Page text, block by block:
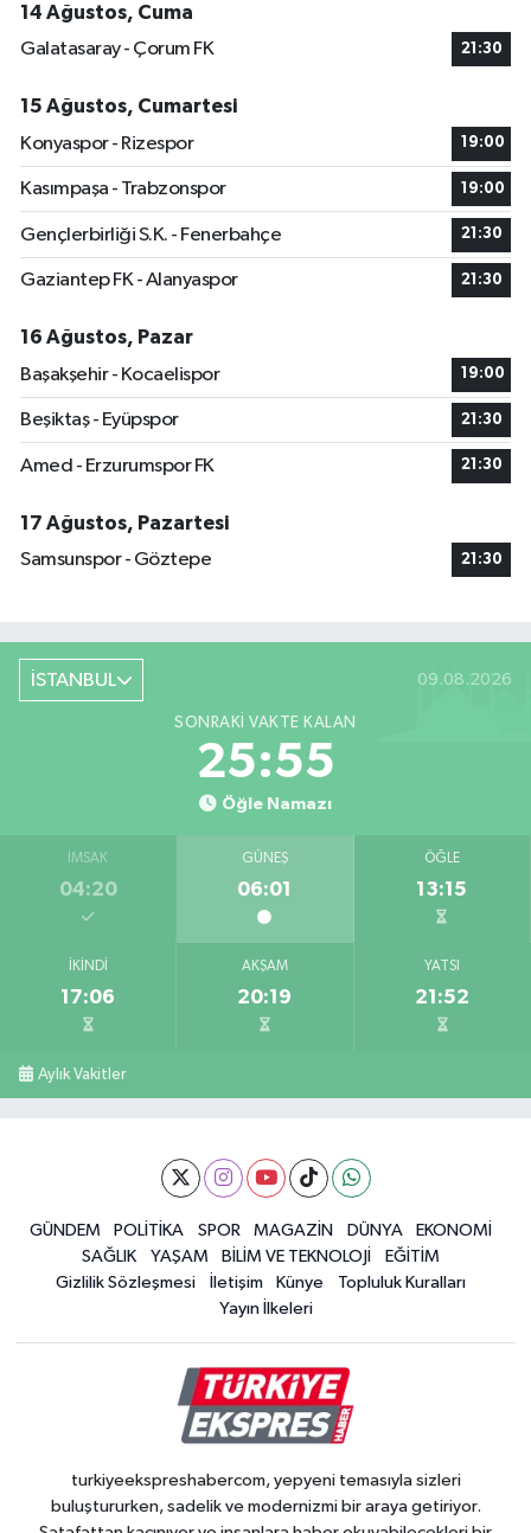
14 Ağustos, Cuma
Galatasaray - Çorum FK
21:30
15 Ağustos, Cumartesi
Konyaspor - Rizespor
19:00
Kasımpaşa - Trabzonspor 19:00
Gençlerbirliği S.K. - Fenerbahçe 21:30
Gaziantep FK - Alanyaspor 21:30
16 Ağustos, Pazar
Başakşehir - Kocaelispor
19:00
Beşiktaş - Eyüpspor 21:30
Amed - Erzurumspor FK 21:30
17 Ağustos, Pazartesi
Samsunspor - Göztepe
21:30
İSTANBUL 09.08.2026
SONRAKI VAKTE KALAN
25:54
Öğle Namazı
İMSAK
04:20
GÜNEŞ
06:01
ÖĞLE
13:15
İKINDI
17:06
AKŞAM
20:19
YATSI
21:52
Aylık Vakitler
GÜNDEM POLİTİKA SPOR MAGAZİN DÜNYA
EKONOMİ
SAĞLIK
YAŞAM BİLİM VE TEKNOLOJİ
EĞİTİM
Gizlilik Sözleşmesi
İletişim Künye
Topluluk Kuralları
Yayın İlkeleri
turkiyeekspreshabercom, yepyeni temasıyla sizleri
buluştururken, sadelik ve modernizmi bir araya getiriyor.